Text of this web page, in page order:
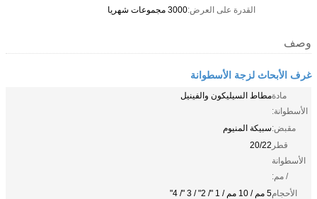
القدرة على العرض:3000 مجموعات شهريا
وصف
غرف الأبحاث لزجة الأسطوانة
مادة
الأسطوانة:
مطاط السيليكون والفينيل
مقبض:سبيكة المنيوم
قطر
الأسطوانة
/ مم:
20/22
الأحجام5 مم / 10 مم / 1 "/ 2" / 3 "/ 4"